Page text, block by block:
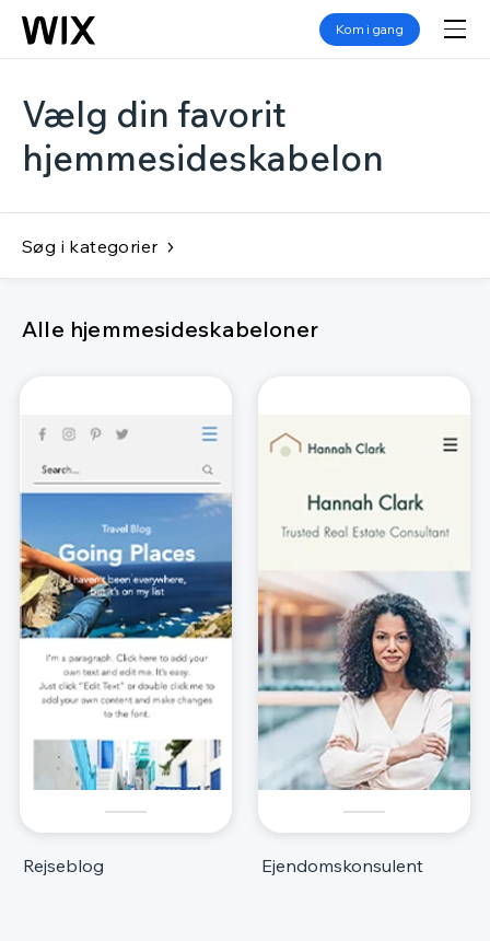
Kom i gang
Vælg din favorit
hjemmesideskabelon
Søg i kategorier
Alle hjemmesideskabeloner
Rejseblog Ejendomskonsulent